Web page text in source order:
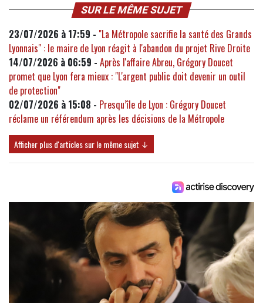
SUR LE MÊME SUJET
23/07/2026 à 17:59 - "La Métropole sacrifie la santé des Grands
Lyonnais" : le maire de Lyon réagit à l'abandon du projet Rive Droite
14/07/2026 à 06:59 - Après l'affaire Abreu, Grégory Doucet
promet que Lyon fera mieux : "L'argent public doit devenir un outil
de protection"
02/07/2026 à 15:08 - Presqu’île de Lyon : Grégory Doucet
réclame un référendum après les décisions de la Métropole
Afficher plus d'articles sur le même sujet ↓